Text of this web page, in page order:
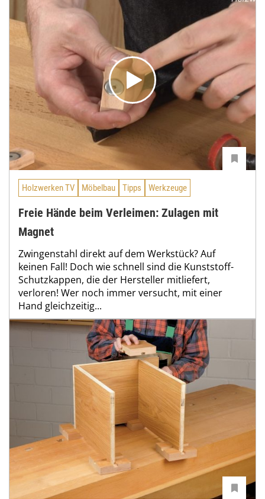
Holzwerken TV Möbelbau Tipps Werkzeuge
Freie Hände beim Verleimen: Zulagen mit
Magnet
Zwingenstahl direkt auf dem Werkstück? Auf
keinen Fall! Doch wie schnell sind die Kunststoff-
Schutzkappen, die der Hersteller mitliefert,
verloren! Wer noch immer versucht, mit einer
Hand gleichzeitig...